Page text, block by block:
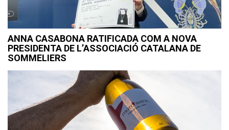
ANNA CASABONA RATIFICADA COM A NOVA
PRESIDENTA DE L’ASSOCIACIÓ CATALANA DE
SOMMELIERS